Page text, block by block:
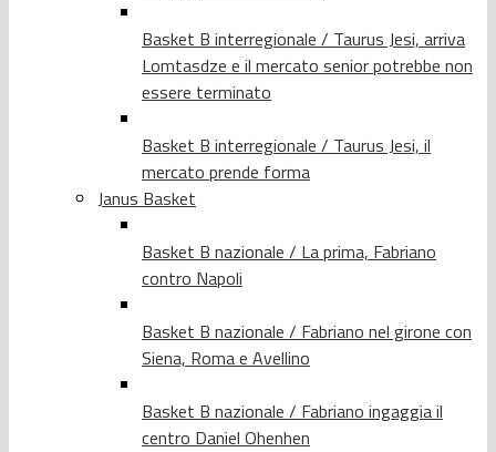
Basket B interregionale / Taurus Jesi, arriva
Lomtasdze e il mercato senior potrebbe non
essere terminato
Basket B interregionale / Taurus Jesi, il
mercato prende forma
Janus Basket
Basket B nazionale / La prima, Fabriano
contro Napoli
Basket B nazionale / Fabriano nel girone con
Siena, Roma e Avellino
Basket B nazionale / Fabriano ingaggia il
centro Daniel Ohenhen